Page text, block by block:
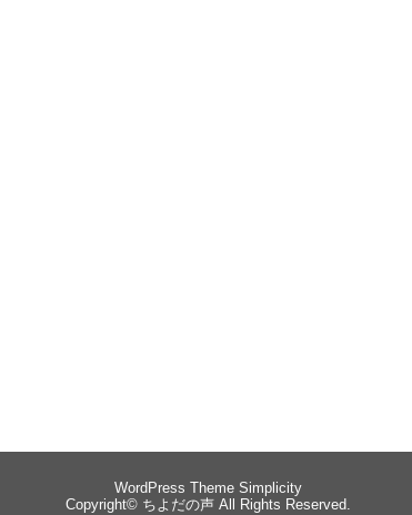
WordPress Theme Simplicity
Copyright© ちよだの声All Rights Reserved.